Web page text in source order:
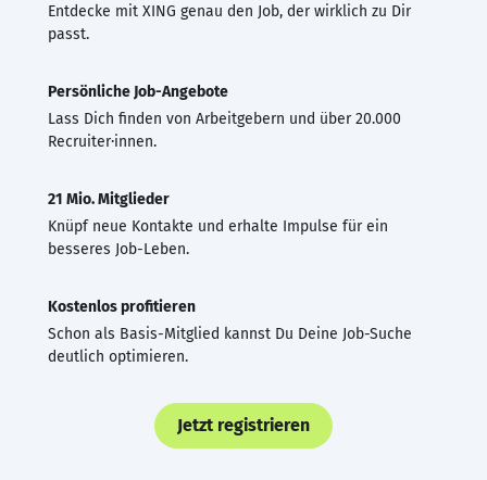
Entdecke mit XING genau den Job, der wirklich zu Dir
passt.
Persönliche Job-Angebote
Lass Dich finden von Arbeitgebern und über 20.000
Recruiter·innen.
21 Mio. Mitglieder
Knüpf neue Kontakte und erhalte Impulse für ein
besseres Job-Leben.
Kostenlos profitieren
Schon als Basis-Mitglied kannst Du Deine Job-Suche
deutlich optimieren.
Jetzt registrieren